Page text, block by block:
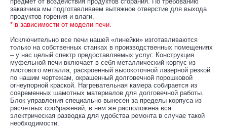
заказчика мы подготавливаем вытяжное отверстие для выхода
продуктов горения и влаги.
* в зависимости от модели печи.
Исключительно все печи нашей «линейки» изготавливаются
только на собственных станках в производственных помещениях
– у нас целый спектр предоставляемых услуг. Конструкция
муфельной печи включает в себя металлический корпус из
листового металла, раскроенный высокоточной лазерной резкой
по нашим чертежам, окрашенный долговечной порошковой
огнеупорной краской. Нагревательная камера собирается из
современных шамотных материалов для долговечной работы.
Блок управления специально вынесен за пределы корпуса из
расчетных соображений, в нем же расположена вся
электрическая разводка для удобства ремонта в случае такой
необходимости.